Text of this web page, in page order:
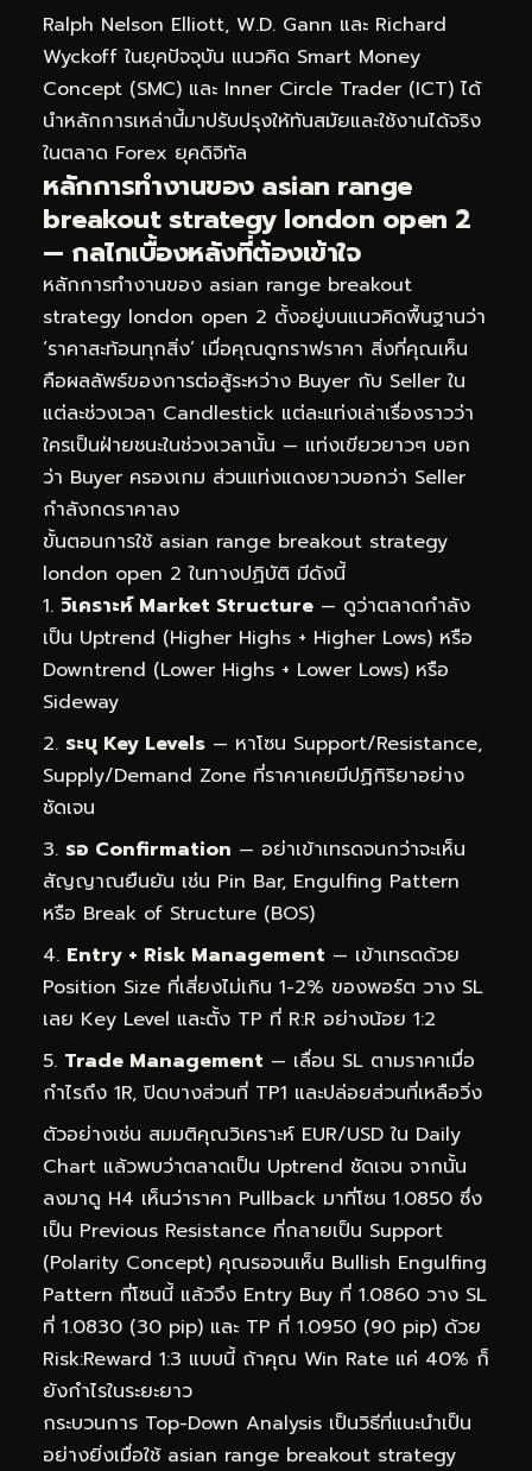
Ralph Nelson Elliott, W.D. Gann และ Richard
Wyckoff ในยุคปัจจุบัน แนวคิด Smart Money
Concept (SMC) และ Inner Circle Trader (ICT) ได้
นำหลักการเหล่านี้มาปรับปรุงให้ทันสมัยและใช้งานได้จริง
ในตลาด Forex ยุคดิจิทัล
หลักการทำงานของ asian range
breakout strategy london open 2
— กลไกเบื้องหลังที่ต้องเข้าใจ
หลักการทำงานของ asian range breakout
strategy london open 2 ตั้งอยู่บนแนวคิดพื้นฐานว่า
‘ราคาสะท้อนทุกสิ่ง’ เมื่อคุณดูกราฟราคา สิ่งที่คุณเห็น
คือผลลัพธ์ของการต่อสู้ระหว่าง Buyer กับ Seller ใน
แต่ละช่วงเวลา Candlestick แต่ละแท่งเล่าเรื่องราวว่า
ใครเป็นฝ่ายชนะในช่วงเวลานั้น — แท่งเขียวยาวๆ บอก
ว่า Buyer ครองเกม ส่วนแท่งแดงยาวบอกว่า Seller
กำลังกดราคาลง
ขั้นตอนการใช้ asian range breakout strategy
london open 2 ในทางปฏิบัติ มีดังนี้
วิเคราะห์ Market Structure — ดูว่าตลาดกำลัง
เป็น Uptrend (Higher Highs + Higher Lows) หรือ
Downtrend (Lower Highs + Lower Lows) หรือ
Sideway
ระบุ Key Levels — หาโซน Support/Resistance,
Supply/Demand Zone ที่ราคาเคยมีปฏิกิริยาอย่าง
ชัดเจน
รอ Confirmation — อย่าเข้าเทรดจนกว่าจะเห็น
สัญญาณยืนยัน เช่น Pin Bar, Engulfing Pattern
หรือ Break of Structure (BOS)
Entry + Risk Management — เข้าเทรดด้วย
Position Size ที่เสี่ยงไม่เกิน 1-2% ของพอร์ต วาง SL
เลย Key Level และตั้ง TP ที่ R:R อย่างน้อย 1:2
Trade Management — เลื่อน SL ตามราคาเมื่อ
กำไรถึง 1R, ปิดบางส่วนที่ TP1 และปล่อยส่วนที่เหลือวิ่ง
ตัวอย่างเช่น สมมติคุณวิเคราะห์ EUR/USD ใน Daily
Chart แล้วพบว่าตลาดเป็น Uptrend ชัดเจน จากนั้น
ลงมาดู H4 เห็นว่าราคา Pullback มาที่โซน 1.0850 ซึ่ง
เป็น Previous Resistance ที่กลายเป็น Support
(Polarity Concept) คุณรอจนเห็น Bullish Engulfing
Pattern ที่โซนนี้ แล้วจึง Entry Buy ที่ 1.0860 วาง SL
ที่ 1.0830 (30 pip) และ TP ที่ 1.0950 (90 pip) ด้วย
Risk:Reward 1:3 แบบนี้ ถ้าคุณ Win Rate แค่ 40% ก็
ยังกำไรในระยะยาว
กระบวนการ Top-Down Analysis เป็นวิธีที่แนะนำเป็น
อย่างยิ่งเมื่อใช้ asian range breakout strategy